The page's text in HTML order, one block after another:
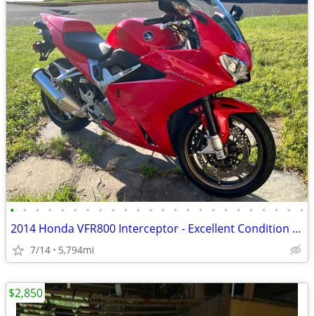
• • • • • • • • • • • • • • • • • • • • • • • •
2014 Honda VFR800 Interceptor - Excellent Condition - 5,794 miles
7/14 5,794mi
$2,850